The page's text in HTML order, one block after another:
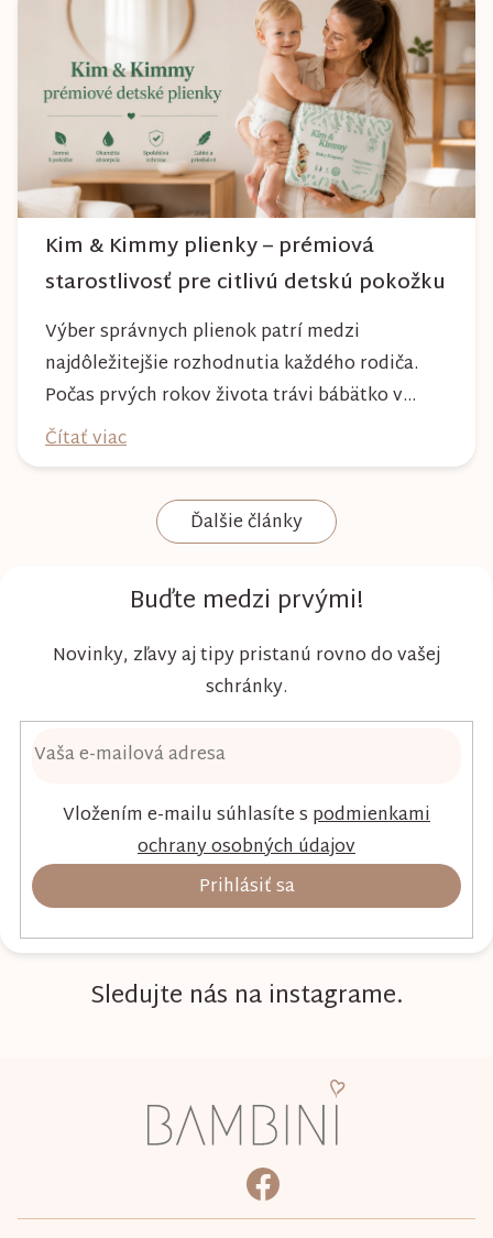
počasia. Pravidelnou starostlivosťou si však
môžete byť istí, že vám bude spoľahlivo slúžiť
dlhé roky a zachová si svoj krásny vzhľ...
Kim & Kimmy plienky – prémiová
starostlivosť pre citlivú detskú pokožku
Výber správnych plienok patrí medzi
najdôležitejšie rozhodnutia každého rodiča.
Počas prvých rokov života trávi bábätko v
plienke väčšinu dňa, preto by mala poskytovať
nielen spoľahlivú ochranu, ale aj maximálny
komfort a šetrnosť k citlivej pokožke. Plienky
Kim & Kimmy boli vyvinuté s dôrazom na
Čítať viac
Ďalšie články
Buďte medzi prvými!
Novinky, zľavy aj tipy pristanú rovno do vašej
schránky.
Vložením e-mailu súhlasíte s podmienkami
ochrany osobných údajov
Prihlásiť sa
Sledujte nás na instagrame.
bambini.kociky
https://www.facebook.com/